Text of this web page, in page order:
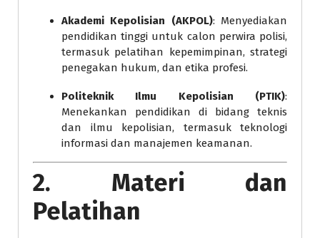
Akademi Kepolisian (AKPOL): Menyediakan
pendidikan tinggi untuk calon perwira polisi,
termasuk pelatihan kepemimpinan, strategi
penegakan hukum, dan etika profesi.
Politeknik Ilmu Kepolisian (PTIK):
Menekankan pendidikan di bidang teknis
dan ilmu kepolisian, termasuk teknologi
informasi dan manajemen keamanan.
2. Materi dan
Pelatihan